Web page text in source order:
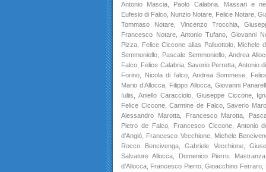
Antonio Mascia, Paolo Calabria. Massari e
Eufesio di Falco, Nunzio Notare, Felice Notare,
Tommaso Notare, Vincenzo Trocchia,
Francesco Notare, Antonio Tufano, Giovanni
Pizza, Felice Ciccone alias Palluottolo, Michele
Semmoniello, Pascale Semmoniello, Andrea
Falco, Felice Calabria, Saverio Perretta, Antonio
Forino, Nicola di falco, Andrea Sommese,
Mario d’Allocca, Filippo Allocca, Giovanni
Iuliis, Aniello Caracciolo, Giuseppe Ciccone,
Felice Ciccone, Carmine de Falco, Saverio
Alessandro Marotta, Francesco Marotta,
Pietro de Falco, Francesco Ciccone, Antonio
d’Angiò, Francesco Vecchione, Michele
Rocco Bencivenga, Gabriele Vecchione,
Salvatore Allocca, Domenico Pierro.
d’Allocca, Francesco Pierro, Gioacchino